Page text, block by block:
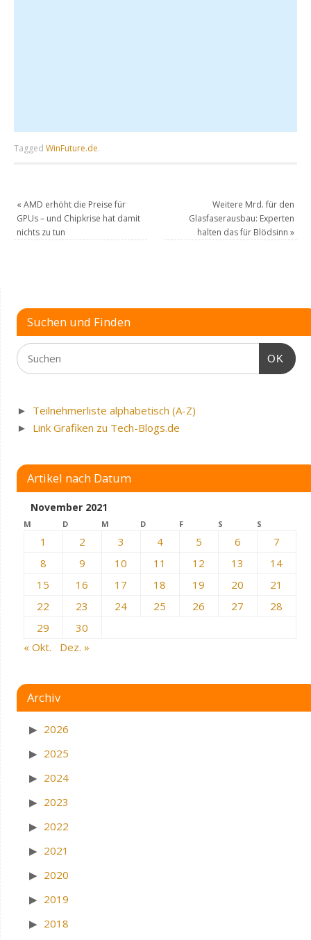
TaggedWinFuture.de.
« AMD erhöht die Preise für
GPUs – und Chipkrise hat damit
nichts zu tun
Weitere Mrd. für den
Glasfaserausbau: Experten
halten das für Blödsinn »
Suchen und Finden
OK
► Teilnehmerliste alphabetisch (A-Z)
► Link Grafiken zu Tech-Blogs.de
Artikel nach Datum
November 2021
M D M D F S S
1 2 3 4 5 6
7
8
9 10 11 12 13
14
15
16 17 18 19 20
21
22
23 24 25 26 27
28
29
30
« Okt.
Dez. »
Archiv
2026
2025
2024
2023
2022
2021
2020
2019
2018